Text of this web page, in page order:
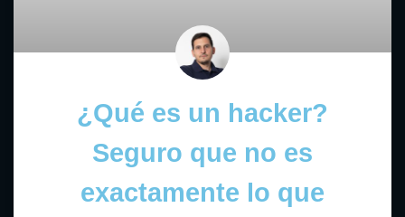
¿Qué es un hacker?
Seguro que no es
exactamente lo que